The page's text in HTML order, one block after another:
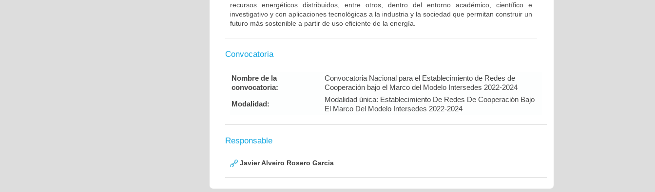
recursos energéticos distribuidos, entre otros, dentro del entorno académico, científico e
investigativo y con aplicaciones tecnológicas a la industria y la sociedad que permitan construir un
futuro más sostenible a partir de uso eficiente de la energía.
Convocatoria
Nombre de la
convocatoria:
Convocatoria Nacional para el Establecimiento de Redes de
Cooperación bajo el Marco del Modelo Intersedes 2022-2024
Modalidad:
Modalidad única: Establecimiento De Redes De Cooperación Bajo
El Marco Del Modelo Intersedes 2022-2024
Responsable
Javier Alveiro Rosero Garcia